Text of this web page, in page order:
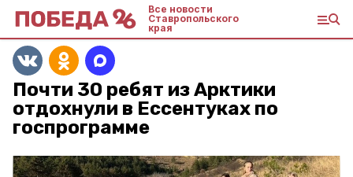
Все новости
Ставропольского
края
Почти 30 ребят из Арктики
отдохнули в Ессентуках по
госпрограмме